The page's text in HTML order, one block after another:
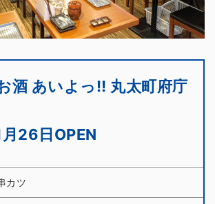
酒 あいよっ!! 丸太町府庁
26日OPEN
カツ